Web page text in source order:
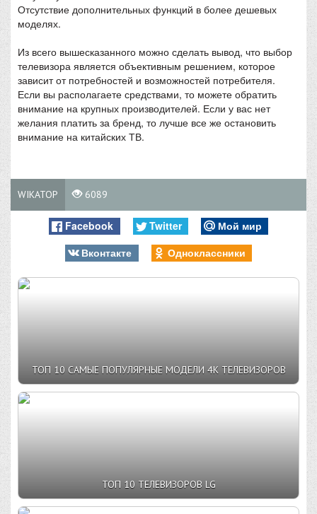
Отсутствие дополнительных функций в более дешевых
моделях.
Из всего вышесказанного можно сделать вывод, что выбор
телевизора является объективным решением, которое
зависит от потребностей и возможностей потребителя.
Если вы располагаете средствами, то можете обратить
внимание на крупных производителей. Если у вас нет
желания платить за бренд, то лучше все же остановить
внимание на китайских ТВ.
WIKATOP 6089
Facebook Twitter
Мой мир
Вконтакте
Одноклассники
ТОП 10 САМЫЕ ПОПУЛЯРНЫЕ МОДЕЛИ 4К ТЕЛЕВИЗОРОВ
ТОП 10 ТЕЛЕВИЗОРОВ LG